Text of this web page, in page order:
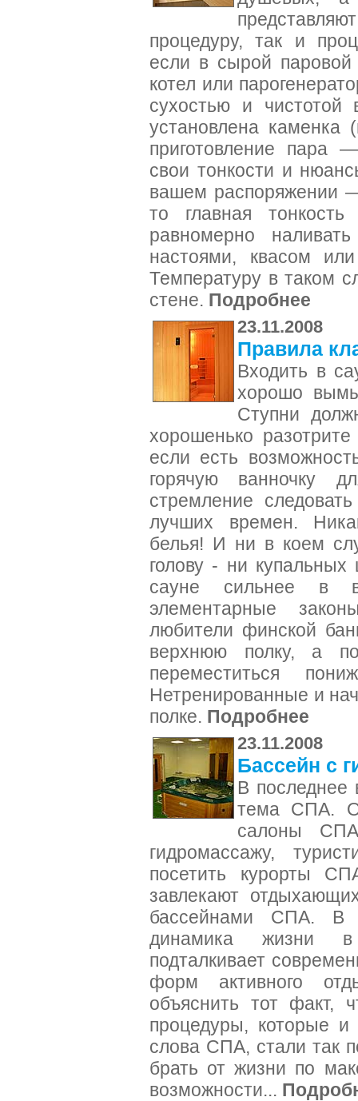
процедуру, так и
если в сырой
котел или
сухостью и
установлена каменка
приготовление
свои тонкости и
вашем распоряжении
то главная
равномерно
настоями, квасом
Температуру в таком
стене. Подробнее
23.11.2008
Правила
Входить в
хорошо
Ступни
хорошенько
если есть
горячую ванночку
стремление
лучших времен.
белья! И ни в коем
голову - ни
сауне сильнее в
элементарные
любители финской
верхнюю полку, а
переместиться
Нетренированные и
полке. Подробнее
23.11.2008
Бассейн с
В последнее
тема СПА.
салоны
гидромассажу,
посетить курорты
завлекают
бассейнами СПА. В
динамика жизни в
подталкивает
форм активного
объяснить тот факт,
процедуры, которые и
слова СПА, стали так
брать от жизни по
возможности...